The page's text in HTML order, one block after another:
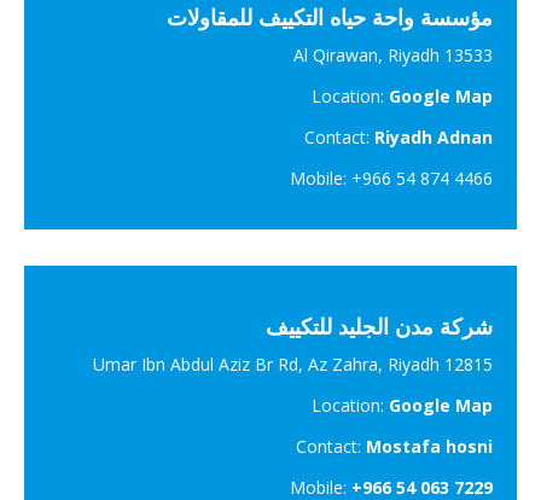
مؤسسة واحة حياه التكييف للمقاولات
Al Qirawan, Riyadh 13533
Location:Google Map
Contact:Riyadh Adnan
Mobile: +966 54 874 4466
شركة مدن الجليد للتكييف
Umar Ibn Abdul Aziz Br Rd, Az Zahra, Riyadh 12815
Location:Google Map
Contact:Mostafa hosni
Mobile:+966 54 063 7229